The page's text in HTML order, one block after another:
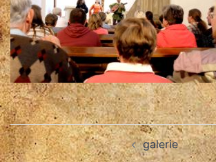
Post
navigation
galerie